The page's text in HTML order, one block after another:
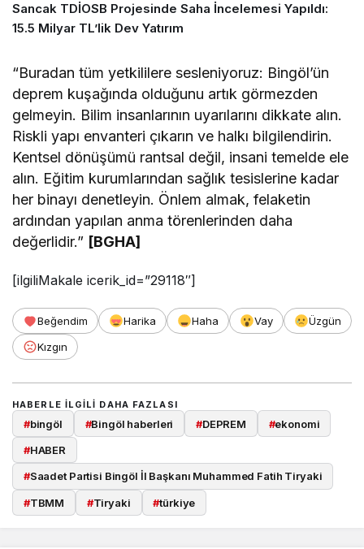
Sancak TDİOSB Projesinde Saha İncelemesi Yapıldı:
15.5 Milyar TL’lik Dev Yatırım
“Buradan tüm yetkililere sesleniyoruz: Bingöl’ün
deprem kuşağında olduğunu artık görmezden
gelmeyin. Bilim insanlarının uyarılarını dikkate alın.
Riskli yapı envanteri çıkarın ve halkı bilgilendirin.
Kentsel dönüşümü rantsal değil, insani temelde ele
alın. Eğitim kurumlarından sağlık tesislerine kadar
her binayı denetleyin. Önlem almak, felaketin
ardından yapılan anma törenlerinden daha
değerlidir.” [BGHA]
[ilgiliMakale icerik_id=”29118″]
Beğendim Harika Haha Vay
Üzgün
Kızgın
HABERLE ILGILI DAHA FAZLASI
#bingöl #Bingöl haberleri #DEPREM #ekonomi
#HABER
#Saadet Partisi Bingöl İl Başkanı Muhammed Fatih Tiryaki
#TBMM #Tiryaki #türkiye